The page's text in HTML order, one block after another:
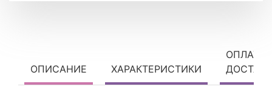
ОПИСАНИЕ ХАРАКТЕРИСТИКИ
ОПЛАТА